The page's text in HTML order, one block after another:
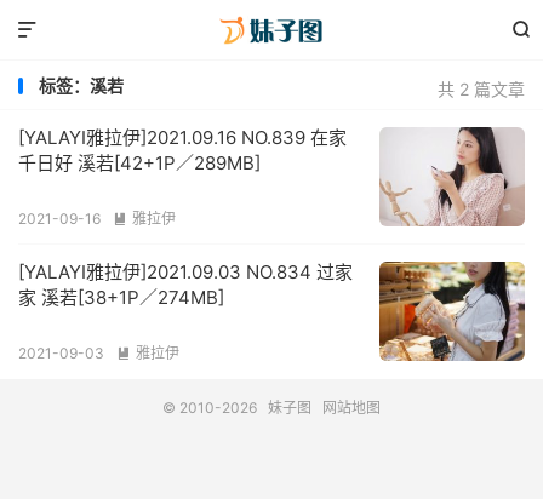


共 2 篇文章
标签：溪若
[YALAYI雅拉伊]2021.09.16 NO.839 在家
千日好 溪若[42+1P／289MB]
2021-09-16  雅拉伊
[YALAYI雅拉伊]2021.09.03 NO.834 过家
家 溪若[38+1P／274MB]
2021-09-03  雅拉伊
© 2010-2026 妹子图 网站地图